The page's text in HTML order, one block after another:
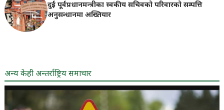
दुई पूर्वप्रधानमन्त्रीका स्वकीय सचिवको परिवारको सम्पत्ति
अनुसन्धानमा अख्तियार
अन्य केही अन्तर्राष्ट्रिय समाचार